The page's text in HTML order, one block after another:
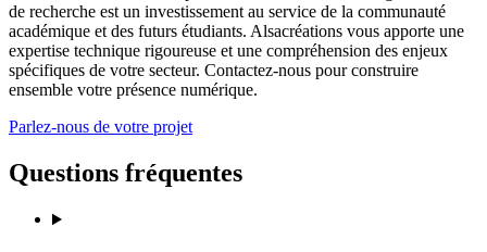
de recherche est un investissement au service de la communauté
académique et des futurs étudiants. Alsacréations vous apporte une
expertise technique rigoureuse et une compréhension des enjeux
spécifiques de votre secteur. Contactez-nous pour construire
ensemble votre présence numérique.
Parlez-nous de votre projet
Questions fréquentes